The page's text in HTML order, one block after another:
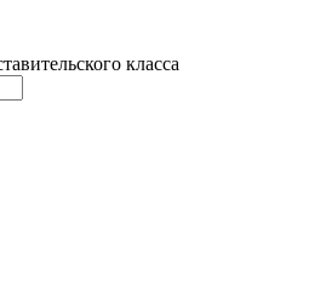
класса